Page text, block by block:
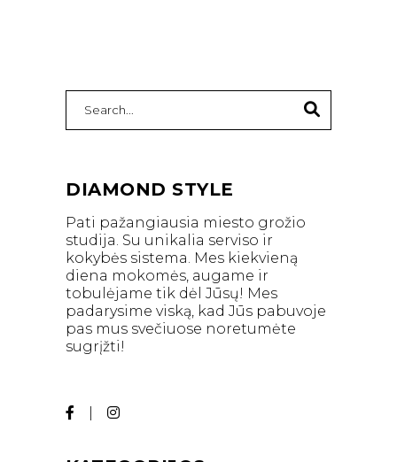
for:
DIAMOND STYLE
Pati pažangiausia miesto grožio
studija. Su unikalia serviso ir
kokybės sistema. Mes kiekvieną
diena mokomės, augame ir
tobulėjame tik dėl Jūsų! Mes
padarysime viską, kad Jūs pabuvoje
pas mus svečiuose noretumėte
sugrįžti!